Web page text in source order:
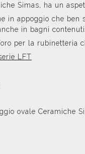
Simas, ha un
in appoggio che
in bagni contenuti
per la rubinetteria
LFT
ovale Ceramiche